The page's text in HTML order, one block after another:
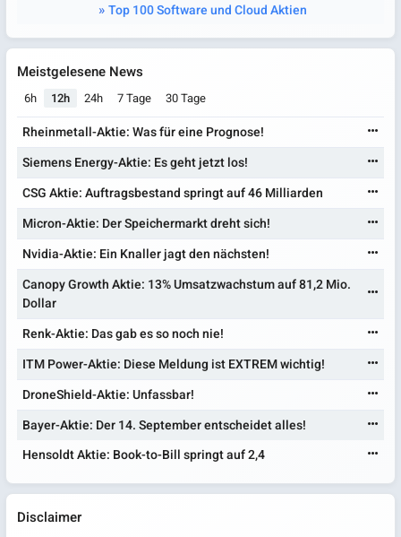
Top 100 Software und Cloud Aktien
Meistgelesene News
6h 12h 24h 7 Tage 30 Tage
Rheinmetall-Aktie: Was für eine Prognose!
Siemens Energy-Aktie: Es geht jetzt los!
CSG Aktie: Auftragsbestand springt auf 46 Milliarden
Micron-Aktie: Der Speichermarkt dreht sich!
Nvidia-Aktie: Ein Knaller jagt den nächsten!
Canopy Growth Aktie: 13% Umsatzwachstum auf 81,2 Mio.
Dollar
Renk-Aktie: Das gab es so noch nie!
ITM Power-Aktie: Diese Meldung ist EXTREM wichtig!
DroneShield-Aktie: Unfassbar!
Bayer-Aktie: Der 14. September entscheidet alles!
Hensoldt Aktie: Book-to-Bill springt auf 2,4
Disclaimer